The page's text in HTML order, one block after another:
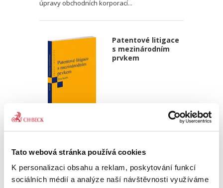
Tato webová stránka používá cookies
K personalizaci obsahu a reklam, poskytování funkcí
sociálních médií a analýze naší návštěvnosti využíváme
úpravy obchodních korporací...
Patentové litigace
s mezinárodním
prvkem
Petr Košík
390,00 Kč
Vývoj techniky s sebou nese rovněž problémy
spojené s ochranou tohoto vývoje. Má-li ten,